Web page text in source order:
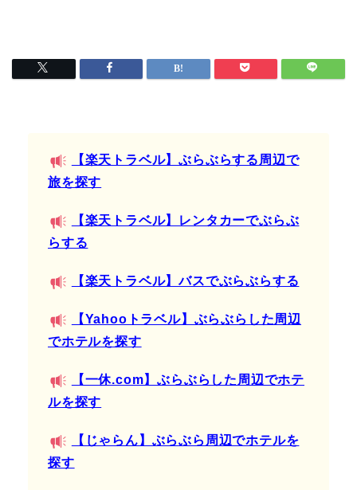
【楽天トラベル】ぶらぶらする周辺で
旅を探す
【楽天トラベル】レンタカーでぶらぶ
らする
【楽天トラベル】バスでぶらぶらする
【Yahooトラベル】ぶらぶらした周辺
でホテルを探す
【一休.com】ぶらぶらした周辺でホテ
ルを探す
【じゃらん】ぶらぶら周辺でホテルを
探す